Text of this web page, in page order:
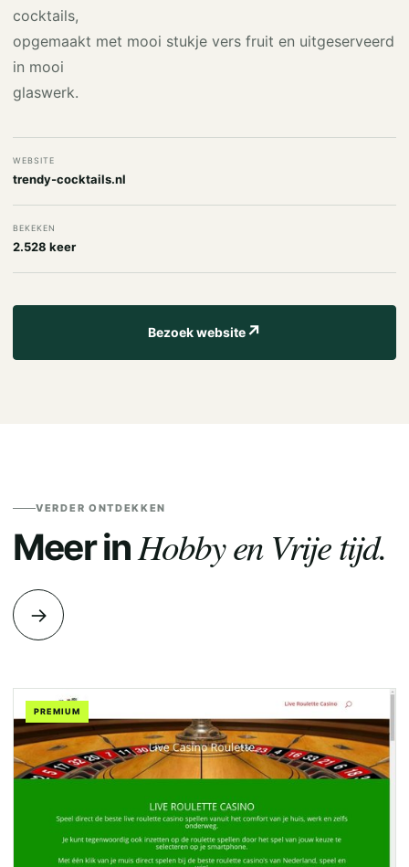
cocktails,
opgemaakt met mooi stukje vers fruit en uitgeserveerd
in mooi
glaswerk.
WEBSITE
trendy-cocktails.nl
BEKEKEN
2.528 keer
Bezoek website↗
VERDER ONTDEKKEN
Meer inHobby en Vrije tijd.
→
PREMIUM